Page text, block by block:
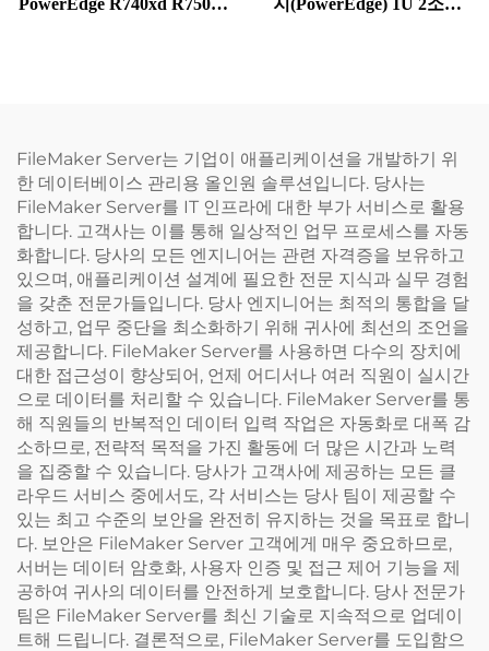
PowerEdge R740xd R750xs
지(PowerEdge) 1U 2소켓
FileMaker Server는 기업이 애플리케이션을 개발하기 위
한 데이터베이스 관리용 올인원 솔루션입니다. 당사는
FileMaker Server를 IT 인프라에 대한 부가 서비스로 활용
합니다. 고객사는 이를 통해 일상적인 업무 프로세스를 자동
화합니다. 당사의 모든 엔지니어는 관련 자격증을 보유하고
있으며, 애플리케이션 설계에 필요한 전문 지식과 실무 경험
을 갖춘 전문가들입니다. 당사 엔지니어는 최적의 통합을 달
성하고, 업무 중단을 최소화하기 위해 귀사에 최선의 조언을
제공합니다. FileMaker Server를 사용하면 다수의 장치에
대한 접근성이 향상되어, 언제 어디서나 여러 직원이 실시간
으로 데이터를 처리할 수 있습니다. FileMaker Server를 통
해 직원들의 반복적인 데이터 입력 작업은 자동화로 대폭 감
소하므로, 전략적 목적을 가진 활동에 더 많은 시간과 노력
을 집중할 수 있습니다. 당사가 고객사에 제공하는 모든 클
라우드 서비스 중에서도, 각 서비스는 당사 팀이 제공할 수
있는 최고 수준의 보안을 완전히 유지하는 것을 목표로 합니
다. 보안은 FileMaker Server 고객에게 매우 중요하므로,
서버는 데이터 암호화, 사용자 인증 및 접근 제어 기능을 제
공하여 귀사의 데이터를 안전하게 보호합니다. 당사 전문가
팀은 FileMaker Server를 최신 기술로 지속적으로 업데이
트해 드립니다. 결론적으로, FileMaker Server를 도입함으